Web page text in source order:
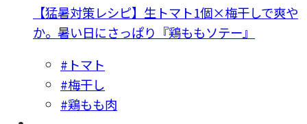
【猛暑対策レシピ】生トマト1個×梅干しで爽や
か。暑い日にさっぱり『鶏ももソテー』
#トマト
#梅干し
#鶏もも肉